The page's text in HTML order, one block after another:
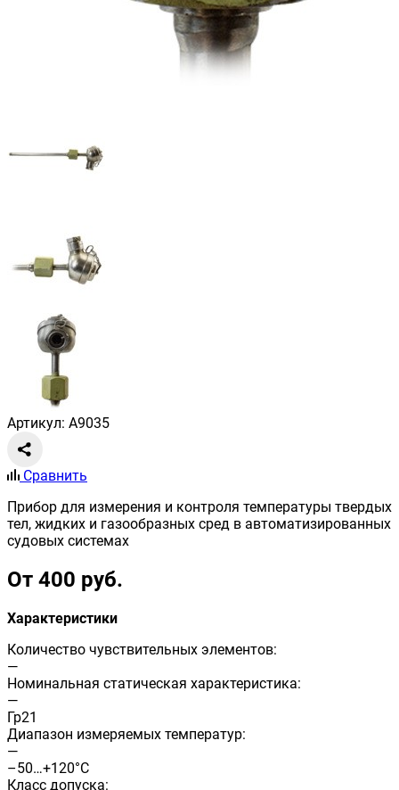
Артикул: A9035
Сравнить
Прибор для измерения и контроля температуры твердых
тел, жидких и газообразных сред в автоматизированных
судовых системах
От 400 руб.
Характеристики
Количество чувствительных элементов:
—
Номинальная статическая характеристика:
—
Гр21
Диапазон измеряемых температур:
—
–50…+120°C
Класс допуска: